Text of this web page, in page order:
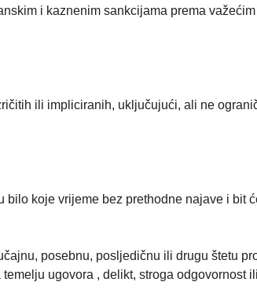
i kaznenim sankcijama prema
ili impliciranih, uključujući, ali ne
koje vrijeme bez prethodne najave i bit
posebnu, posljedičnu ili drugu štetu
ugovora , delikt, stroga odgovornost